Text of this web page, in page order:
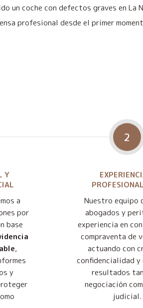
un coche con defectos graves en La
profesional desde el primer
Y
a
por
base
,
y
2
Nuestro equipo
abogados y
experiencia en
compraventa de
actuando con
confidencialidad y
resultados
negociación
judicial.